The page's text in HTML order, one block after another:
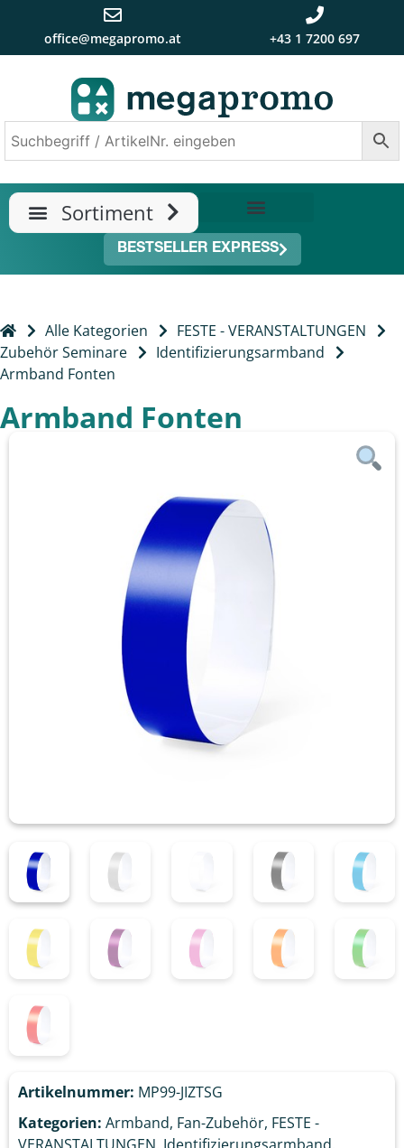
office@megapromo.at +43 1 7200 697
BESTSELLER EXPRESS
Alle Kategorien
FESTE - VERANSTALTUNGEN
Zubehör Seminare
Identifizierungsarmband
Armband Fonten
Armband Fonten
Artikelnummer: MP99-JIZTSG
Kategorien: Armband, Fan-Zubehör, FESTE -